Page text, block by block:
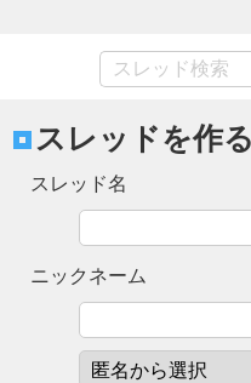
スレッドを作る
スレッド名
ニックネーム